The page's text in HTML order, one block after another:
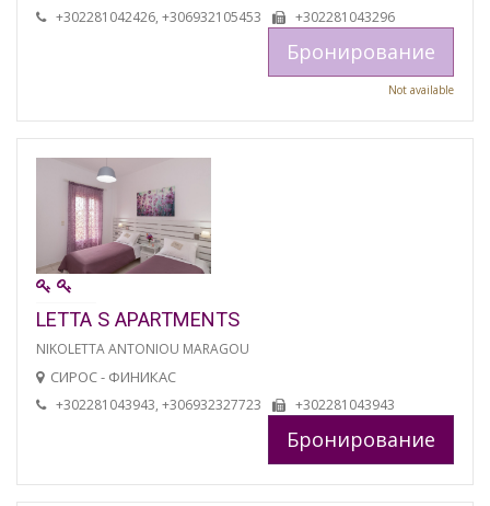
+302281042426, +306932105453 +302281043296
Бронирование
Not available
LETTA S APARTMENTS
NIKOLETTA ANTONIOU MARAGOU
СИРОС - ФИНИКАС
+302281043943, +306932327723 +302281043943
Бронирование